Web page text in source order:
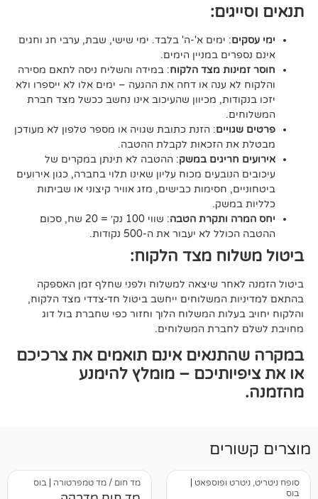
: ימים א'-ה' בלבד. ימי שישי, שבת, ערבי חג וחגים
במניין הימים.
מצד הלקוח: במידה והשליח ניסה לתאם מסירה
ענה או דחה את ההגעה – ימים אלו לא ייספרו ולא
מכיוון שהעיכוב אינו נחשב ככשל מצד חברת
: הזנת כתובת שגויה או מספר טלפון לא מעודכן
הזכאות לקבלת ההטבה.
חריגים במשק: ההטבה לא תינתן במקרים של
מכוח עליון שאינו תלוי בחברה, כגון אירועים
חסימות כבישים, מזג אוויר קיצוני או שביתות
ותקרת הטבה
: שווי 100 נק׳ = 20 שח, סכום
לא יעבור את ה-500 נקודות.
מצד הלקוח:
שיצאה למשלוח ולפני שחלף זמן האספקה
המשלוחים ייחשב ביטול חד-צדדי מצד הלקוח,
המשלוח הלוך וחזור כפי שחברת בול דוג
המשלוחים.
אינם תואמים את צרכיכם
– מומלץ להימנע
ופוספאט| מד חום / מד טמפרטורה|בוס